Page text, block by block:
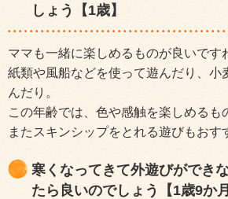
しょう【1歳】
ママも一緒に楽しめるものが良いです
紙類や風船などを使って遊んだり、小
んだり。
この年齢では、色や感触を楽しめるも
またスキンシップをとれる遊びもおす
寒くなってきて外遊びができ
たら良いのでしょう【1歳9か月